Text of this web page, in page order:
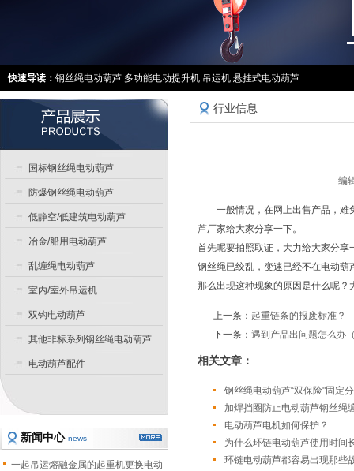
快速导读： 钢丝绳电动葫芦 多功能电动提升机 吊运机 悬挂式电动葫芦
行业信息
编
一般情况，在网上出售产品，难
芦厂家给大家分享一下。
首先呢要拍照取证，大力给大家分
钢丝绳已绞乱，变速已经不在电动葫
那么出现这种现象的原因是什么呢
上一条： 起重链条的报废标准？
下一条： 遇到产品出问题怎么办
相关文章：
钢丝绳电动葫芦“双保险"固定
加焊挡圈防止电动葫芦钢丝绳
电动葫芦电机如何保护？
为什么环链电动葫芦使用时间
环链电动葫芦都容易出现那些
国标钢丝绳电动葫芦
防爆钢丝绳电动葫芦
低静空/低建筑电动葫芦
冶金/船用电动葫芦
乱缠绳电动葫芦
室内/室外吊运机
双钩电动葫芦
其他非标系列钢丝绳电动葫芦
电动葫芦配件
新闻中心 news
一起吊运熔融金属的起重机更换电动